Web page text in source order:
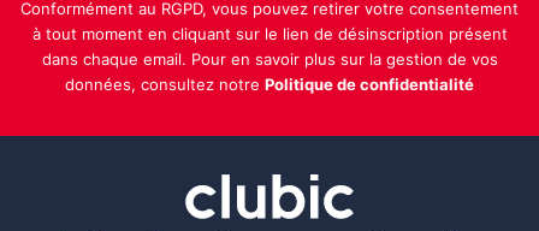
Conformément au RGPD, vous pouvez retirer votre consentement
à tout moment en cliquant sur le lien de désinscription présent
dans chaque email. Pour en savoir plus sur la gestion de vos
données, consultez notre Politique de confidentialité